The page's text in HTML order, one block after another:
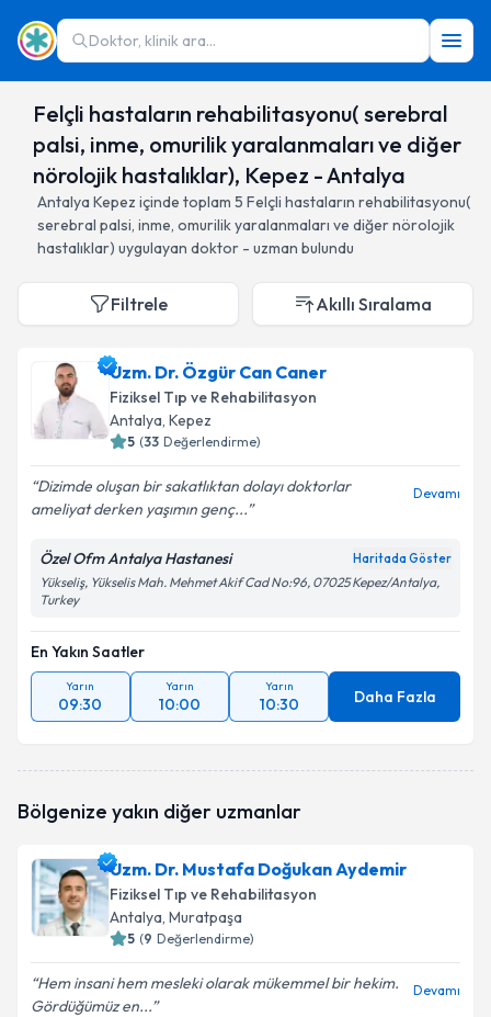
Doktor, klinik ara...
Felçli hastaların rehabilitasyonu( serebral
palsi, inme, omurilik yaralanmaları ve diğer
nörolojik hastalıklar), Kepez - Antalya
Antalya Kepez içinde toplam 5 Felçli hastaların rehabilitasyonu(
serebral palsi, inme, omurilik yaralanmaları ve diğer nörolojik
hastalıklar) uygulayan doktor - uzman bulundu
Filtrele Akıllı Sıralama
Uzm. Dr. Özgür Can Caner
Fiziksel Tıp ve Rehabilitasyon
Antalya, Kepez
5 (33 Değerlendirme)
Dizimde oluşan bir sakatlıktan dolayı doktorlar
ameliyat derken yaşımın genç...
Devamı
Özel Ofm Antalya Hastanesi Haritada Göster
Yükseliş, Yükselis Mah. Mehmet Akif Cad No:96, 07025 Kepez/Antalya,
Turkey
En Yakın Saatler
Yarın
09:30
Yarın
10:00
Yarın
10:30 Daha Fazla
Bölgenize yakın diğer uzmanlar
Uzm. Dr. Mustafa Doğukan Aydemir
Fiziksel Tıp ve Rehabilitasyon
Antalya, Muratpaşa
5 (9 Değerlendirme)
Hem insani hem mesleki olarak mükemmel bir hekim.
Gördüğümüz en...
Devamı